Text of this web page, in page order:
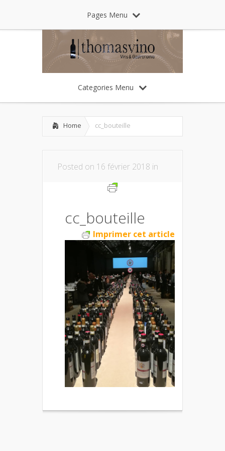
Pages Menu
Categories Menu
Home cc_bouteille
Posted on 16 février 2018 in
cc_bouteille
Imprimer cet article